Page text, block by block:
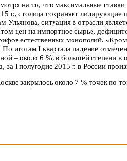
на то, что максимальные
г., столица сохраняет лидирующие
ситуация в отрасли
цен на импортное сырье,
естественных монополий.
итогам I квартала падение
– около 6 %, в большей степени
I полугодие 2015 г. в России
закрылось около 7 % точек по